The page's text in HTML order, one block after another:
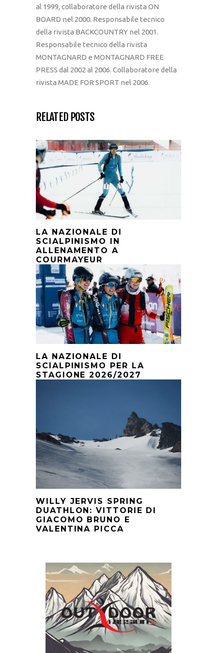
al 1999, collaboratore della rivista ON
BOARD nel 2000. Responsabile tecnico
della rivista BACKCOUNTRY nel 2001.
Responsabile tecnico della rivista
MONTAGNARD e MONTAGNARD FREE
PRESS dal 2002 al 2006. Collaboratore della
rivista MADE FOR SPORT nel 2006.
RELATED POSTS
LA NAZIONALE DI
SCIALPINISMO IN
ALLENAMENTO A
COURMAYEUR
LA NAZIONALE DI
SCIALPINISMO PER LA
STAGIONE 2026/2027
WILLY JERVIS SPRING
DUATHLON: VITTORIE DI
GIACOMO BRUNO E
VALENTINA PICCA